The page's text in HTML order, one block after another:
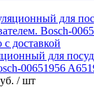
для
00651956
/ шт